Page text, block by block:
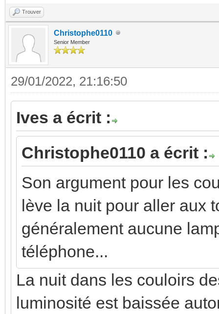
Trouver
Christophe0110
Senior Member
29/01/2022, 21:16:50
Ives a écrit :
Christophe0110 a écrit :
Son argument pour les
lève la nuit pour aller aux
généralement aucune
téléphone...
La nuit dans les couloirs
luminosité est baissée